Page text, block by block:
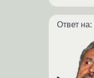
Ответ на: